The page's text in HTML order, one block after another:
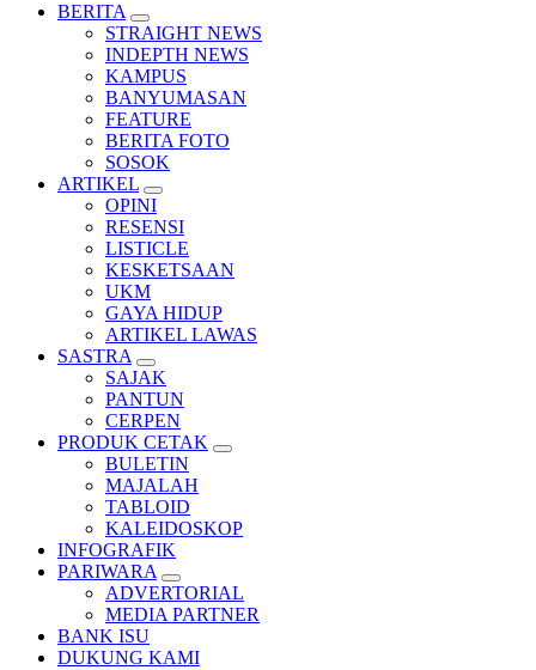
BERITA
STRAIGHT NEWS
INDEPTH NEWS
KAMPUS
BANYUMASAN
FEATURE
BERITA FOTO
SOSOK
ARTIKEL
OPINI
RESENSI
LISTICLE
KESKETSAAN
UKM
GAYA HIDUP
ARTIKEL LAWAS
SASTRA
SAJAK
PANTUN
CERPEN
PRODUK CETAK
BULETIN
MAJALAH
TABLOID
KALEIDOSKOP
INFOGRAFIK
PARIWARA
ADVERTORIAL
MEDIA PARTNER
BANK ISU
DUKUNG KAMI